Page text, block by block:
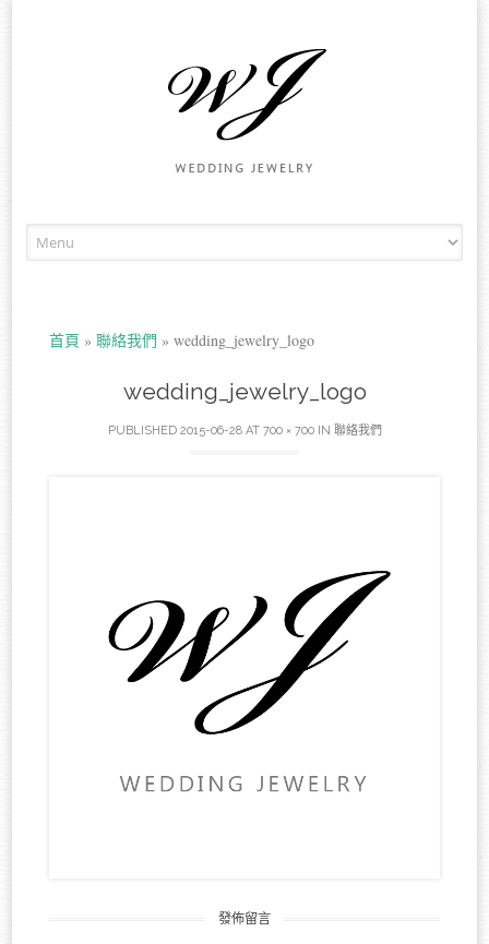
首頁 » 聯絡我們 » wedding_jewelry_logo
wedding_jewelry_logo
PUBLISHED 2015-06-28AT 700 × 700IN 聯絡我們
發佈留言